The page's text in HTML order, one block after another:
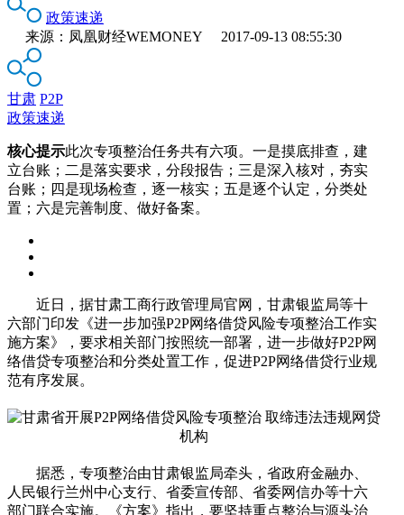
政策速递
来源：凤凰财经WEMONEY 2017-09-13 08:55:30
甘肃 P2P
政策速递
核心提示此次专项整治任务共有六项。一是摸底排查，建
立台账；二是落实要求，分段报告；三是深入核对，夯实
台账；四是现场检查，逐一核实；五是逐个认定，分类处
置；六是完善制度、做好备案。
近日，据甘肃工商行政管理局官网，甘肃银监局等十
六部门印发《进一步加强P2P网络借贷风险专项整治工作实
施方案》，要求相关部门按照统一部署，进一步做好P2P网
络借贷专项整治和分类处置工作，促进P2P网络借贷行业规
范有序发展。
据悉，专项整治由甘肃银监局牵头，省政府金融办、
人民银行兰州中心支行、省委宣传部、省委网信办等十六
部门联合实施。《方案》指出，要坚持重点整治与源头治